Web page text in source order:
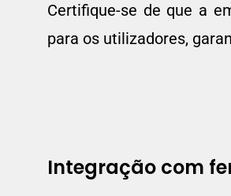
Certifique-se de que a
para os utilizadores,
Integração com